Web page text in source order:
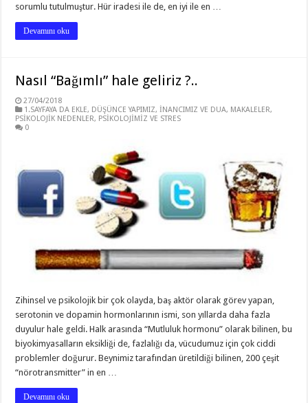
sorumlu tutulmuştur. Hür iradesi ile de, en iyi ile en …
Devamını oku
Nasıl “Bağımlı” hale geliriz ?..
27/04/2018
1.SAYFAYA DA EKLE, DÜŞÜNCE YAPIMIZ,İNANCIMIZ VE DUA, MAKALELER,
PSİKOLOJİK NEDENLER, PSİKOLOJİMİZ VE STRES
0
Zihinsel ve psikolojik bir çok olayda, baş aktör olarak görev yapan,
serotonin ve dopamin hormonlarının ismi, son yıllarda daha fazla
duyulur hale geldi. Halk arasında “Mutluluk hormonu” olarak bilinen, bu
biyokimyasalların eksikliği de, fazlalığı da, vücudumuz için çok ciddi
problemler doğurur. Beynimiz tarafından üretildiği bilinen, 200 çeşit
“nörotransmitter” in en …
Devamını oku